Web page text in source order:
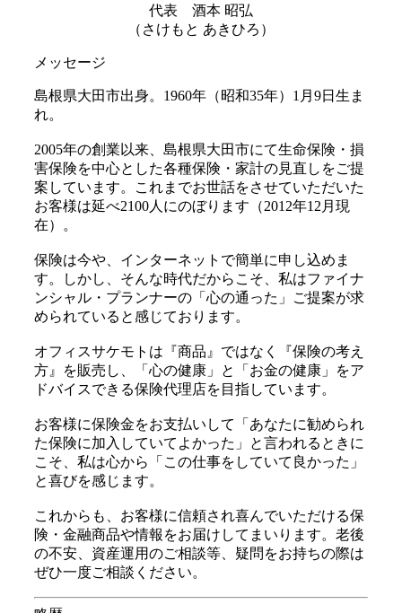
代表 酒本 昭弘
（さけもと あきひろ）
メッセージ
島根県大田市出身。1960年（昭和35年）1月9日生ま
れ。
2005年の創業以来、島根県大田市にて生命保険・損
害保険を中心とした各種保険・家計の見直しをご提
案しています。これまでお世話をさせていただいた
お客様は延べ2100人にのぼります（2012年12月現
在）。
保険は今や、インターネットで簡単に申し込めま
す。しかし、そんな時代だからこそ、私はファイナ
ンシャル・プランナーの「心の通った」ご提案が求
められていると感じております。
オフィスサケモトは『商品』ではなく『保険の考え
方』を販売し、「心の健康」と「お金の健康」をア
ドバイスできる保険代理店を目指しています。
お客様に保険金をお支払いして「あなたに勧められ
た保険に加入していてよかった」と言われるときに
こそ、私は心から「この仕事をしていて良かった」
と喜びを感じます。
これからも、お客様に信頼され喜んでいただける保
険・金融商品や情報をお届けしてまいります。老後
の不安、資産運用のご相談等、疑問をお持ちの際は
ぜひ一度ご相談ください。